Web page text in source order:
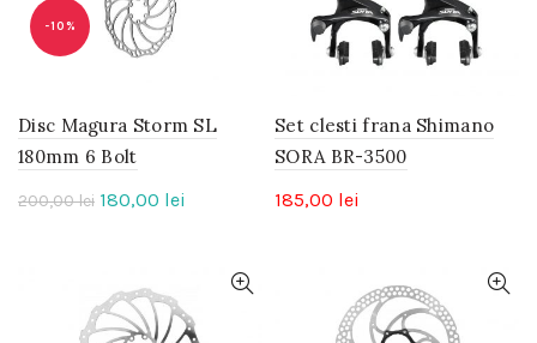
-10%
Disc Magura Storm SL
180mm 6 Bolt
200,00lei Prețul
fost:
200,00 lei.
180,00 lei
180,00 lei.
Set clesti frana Shimano
SORA BR-3500
185,00 lei